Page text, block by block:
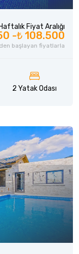
Haftalık Fiyat Aralığı
-₺ 108.500
başlayan fiyatlarla
2 Yatak Odası